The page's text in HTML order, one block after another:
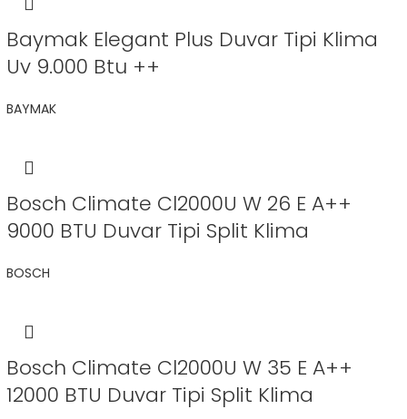
Baymak Elegant Plus Duvar Tipi Klima
Uv 9.000 Btu ++
BAYMAK
Bosch Climate Cl2000U W 26 E A++
9000 BTU Duvar Tipi Split Klima
BOSCH
Bosch Climate Cl2000U W 35 E A++
12000 BTU Duvar Tipi Split Klima